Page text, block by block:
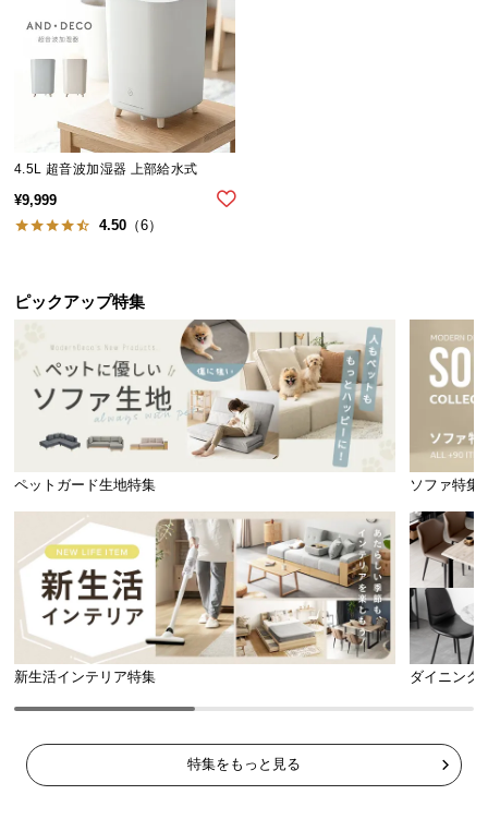
ロ
グ
o.,
4.5L 超音波加湿器 上部給水式
¥9,999
4.50 （6）
ピックアップ特集
ペットガード生地特集 ソファ特集
新生活インテリア特集 ダイニング
特集をもっと見る